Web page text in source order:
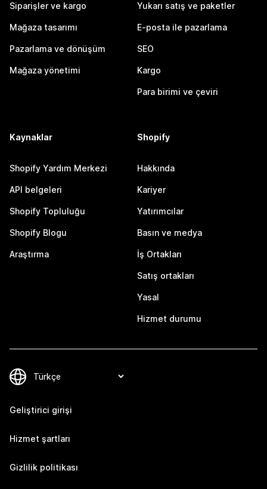
Siparişler ve kargo
Mağaza tasarımı
Pazarlama ve dönüşüm
Mağaza yönetimi
Yukarı satış ve paketler
E-posta ile pazarlama
SEO
Kargo
Para birimi ve çeviri
Kaynaklar
Shopify Yardım Merkezi
API belgeleri
Shopify Topluluğu
Shopify Blogu
Araştırma
Shopify
Hakkında
Kariyer
Yatırımcılar
Basın ve medya
İş Ortakları
Satış ortakları
Yasal
Hizmet durumu
Geliştirici girişi
Hizmet şartları
Gizlilik politikası